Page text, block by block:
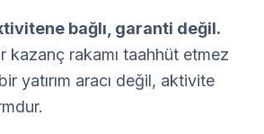
bağlı, garanti değil.
kazanç rakamı taahhüt etmez
yatırım aracı değil, aktivite